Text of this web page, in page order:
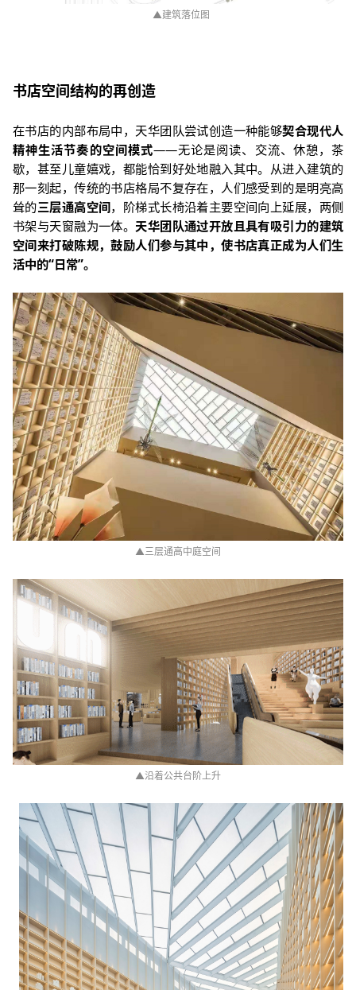
▲建筑落位图
书店空间结构的再创造
在书店的内部布局中，天华团队尝试创造一种能够契合现代人
精神生活节奏的空间模式——无论是阅读、交流、休憩，茶
歇，甚至儿童嬉戏，都能恰到好处地融入其中。从进入建筑的
那一刻起，传统的书店格局不复存在，人们感受到的是明亮高
耸的三层通高空间，阶梯式长椅沿着主要空间向上延展，两侧
书架与天窗融为一体。 天华团队通过开放且具有吸引力的建筑
空间来打破陈规，鼓励人们参与其中，使书店真正成为人们生
活中的“日常”。
▲三层通高中庭空间
▲沿着公共台阶上升